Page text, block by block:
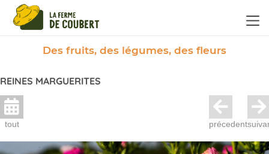
Des fruits, des légumes, des fleurs
REINES MARGUERITES
tout précedent
Panneau de gestion des cookies